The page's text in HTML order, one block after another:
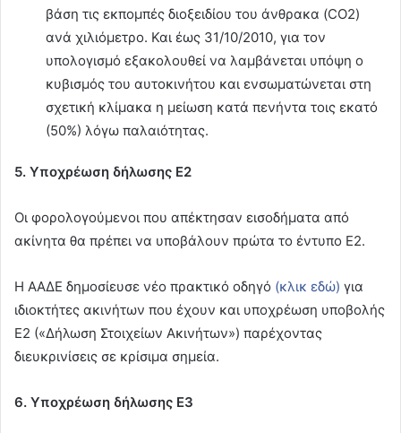
βάση τις εκπομπές διοξειδίου του άνθρακα (CO2)
ανά χιλιόμετρο. Και έως 31/10/2010, για τον
υπολογισμό εξακολουθεί να λαμβάνεται υπόψη ο
κυβισμός του αυτοκινήτου και ενσωματώνεται στη
σχετική κλίμακα η μείωση κατά πενήντα τοις εκατό
(50%) λόγω παλαιότητας.
5. Υποχρέωση δήλωσης Ε2
Οι φορολογούμενοι που απέκτησαν εισοδήματα από
ακίνητα θα πρέπει να υποβάλουν πρώτα το έντυπο Ε2.
Η ΑΑΔΕ δημοσίευσε νέο πρακτικό οδηγό (κλικ εδώ) για
ιδιοκτήτες ακινήτων που έχουν και υποχρέωση υποβολής
Ε2 («Δήλωση Στοιχείων Ακινήτων») παρέχοντας
διευκρινίσεις σε κρίσιμα σημεία.
6. Υποχρέωση δήλωσης Ε3